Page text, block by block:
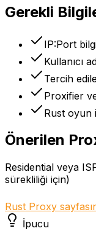
Gerekli
IP:Port
Kullanıcı
Tercih
Proxifier
Rust oyun
Önerilen
Residential veya
sürekliliği için)
Rust Proxy
İpucu